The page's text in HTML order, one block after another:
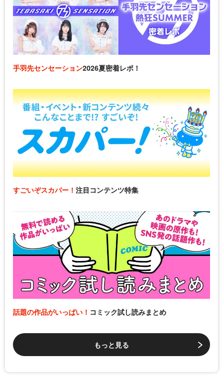
手羽先センセーション2026夏密着レポ！
すごいぞスカパー！ 注目コンテンツ特集
話題の作品がいっぱい！ コミック試し読みまとめ
もっと見る